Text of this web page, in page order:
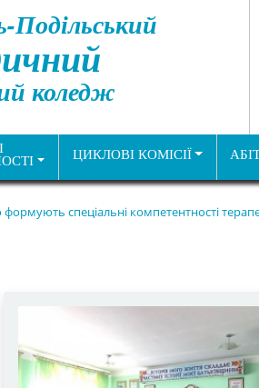
коледж
ЦИКЛОВІ КОМІСІЇ
формують спеціальні компетентності